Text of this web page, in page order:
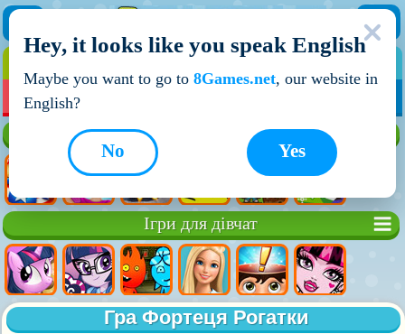
НОВІ ІГРИ
Ігри для дівчат
Гра Фортеця Рогатки
Hey, it looks like you speak English
Maybe you want to go to 8Games.net, our website in
English?
Yes
No